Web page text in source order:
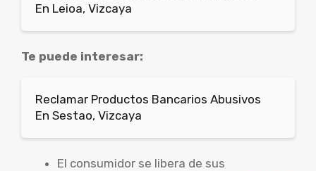
En Leioa, Vizcaya
Te puede interesar:
Reclamar Productos Bancarios Abusivos
En Sestao, Vizcaya
El consumidor se libera de sus